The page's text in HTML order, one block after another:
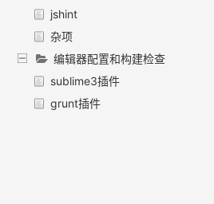
jshint
杂项
编辑器配置和构建检查
sublime3插件
grunt插件